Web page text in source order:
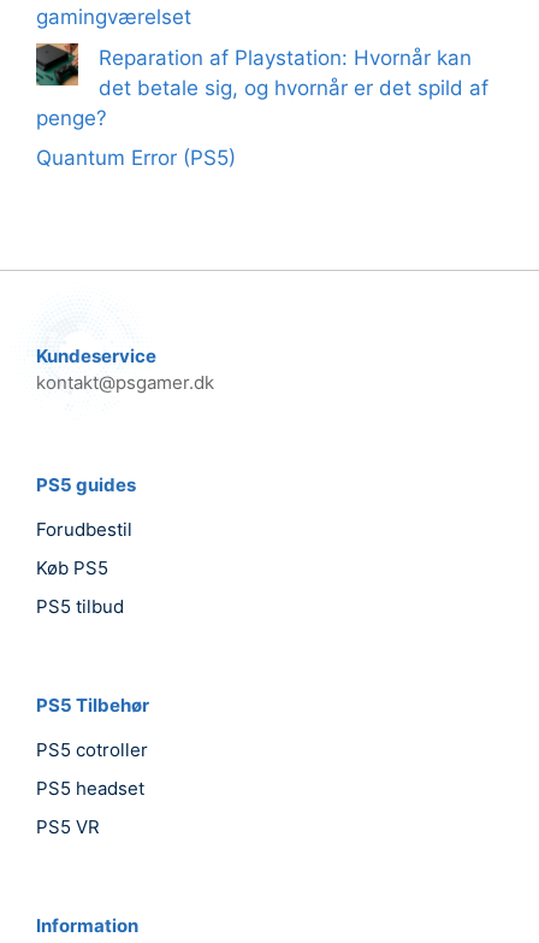
gamingværelset
Reparation af Playstation: Hvornår kan
det betale sig, og hvornår er det spild af
penge?
Quantum Error (PS5)
Kundeservice
kontakt@psgamer.dk
PS5 guides
Forudbestil
Køb PS5
PS5 tilbud
PS5 Tilbehør
PS5 cotroller
PS5 headset
PS5 VR
Information